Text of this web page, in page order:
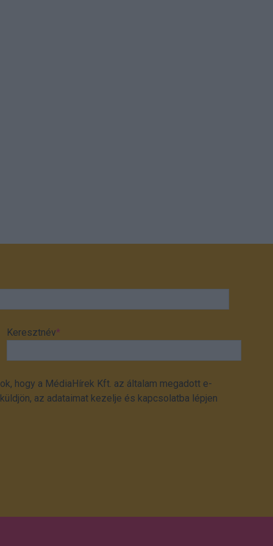
Keresztnév*
hogy a MédiaHírek Kft. az általam megadott e-
az adataimat kezelje és kapcsolatba lépjen